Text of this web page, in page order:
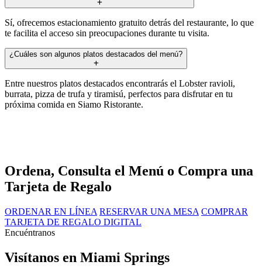
Sí, ofrecemos estacionamiento gratuito detrás del restaurante, lo que
te facilita el acceso sin preocupaciones durante tu visita.
¿Cuáles son algunos platos destacados del menú?
Entre nuestros platos destacados encontrarás el Lobster ravioli,
burrata, pizza de trufa y tiramisú, perfectos para disfrutar en tu
próxima comida en Siamo Ristorante.
Ordena, Consulta el Menú o Compra una
Tarjeta de Regalo
ORDENAR EN LÍNEA RESERVAR UNA MESA COMPRAR
TARJETA DE REGALO DIGITAL
Encuéntranos
Visítanos en Miami Springs